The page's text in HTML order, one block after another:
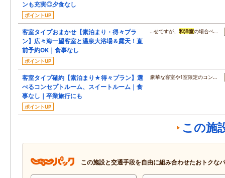
ンも充実◎夕食なし
ポイントUP
客室タイプおまかせ【素泊まり・得々プラ
ン】広々海一望客室と温泉大浴場＆露天！直
前予約OK｜食事なし
ポイントUP
…せですが、 和洋室の場合ベ…
客室タイプ確約【素泊まり★得々プラン】選
べるコンセプトルーム、スイートルーム｜食
事なし｜卒業旅行にも
ポイントUP
豪華な客室や1室限定のコン…
この施
この施設と交通手段を自由に組み合わせたおトクな